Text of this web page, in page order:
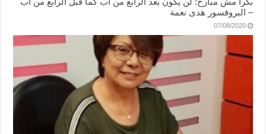
– البروفسور هدى نعمة
07/08/2020